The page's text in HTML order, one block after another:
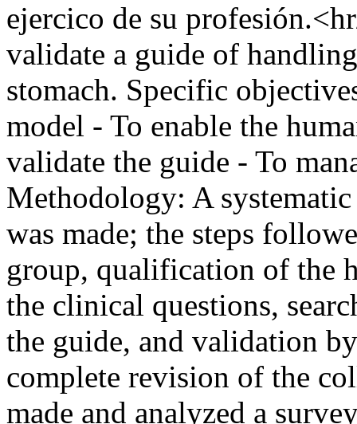
ejercico de su
validate a guide of
stomach. Specific
model - To enable the
validate the guide - To
Methodology: A
was made; the steps
group, qualification of the
the clinical questions,
the guide, and validation
complete revision of the
made and analyzed a